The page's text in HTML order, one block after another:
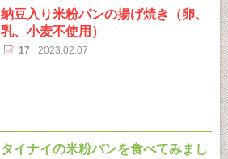
納豆入り米粉パンの揚げ焼き（卵、
乳、小麦不使用）
17 2023.02.07
タイナイの米粉パンを食べてみまし